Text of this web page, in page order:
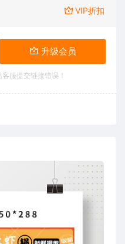
VIP折扣
升级会员
服提交链接错误！